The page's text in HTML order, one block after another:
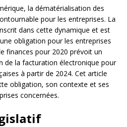
la dématérialisation des
pour les entreprises. La
dans cette dynamique et est
obligation pour les entreprises
finances pour 2020 prévoit un
de la facturation électronique pour
à partir de 2024. Cet article
obligation, son contexte et ses
concernées.